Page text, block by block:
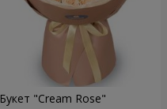
Букет "Cream Rose"